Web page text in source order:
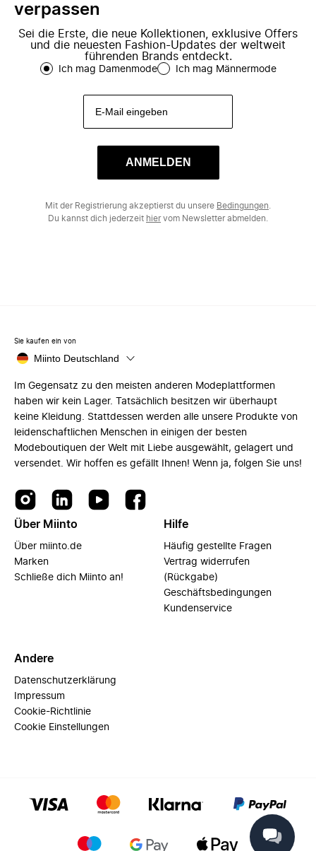
verpassen
Sei die Erste, die neue Kollektionen, exklusive Offers
und die neuesten Fashion-Updates der weltweit
führenden Brands entdeckt.
Ich mag Damenmode Ich mag Männermode
ANMELDEN
Mit der Registrierung akzeptierst du unsere Bedingungen
Du kannst dich jederzeit hiervom Newsletter abmelden.
Sie kaufen ein von
Miinto Deutschland
Im Gegensatz zu den meisten anderen Modeplattformen
haben wir kein Lager. Tatsächlich besitzen wir überhaupt
keine Kleidung. Stattdessen werden alle unsere Produkte von
leidenschaftlichen Menschen in einigen der besten
Modeboutiquen der Welt mit Liebe ausgewählt, gelagert und
versendet. Wir hoffen es gefällt Ihnen! Wenn ja, folgen Sie uns!
Über Miinto
Über miinto.de
Marken
Schließe dich Miinto an!
Hilfe
Häufig gestellte Fragen
Vertrag widerrufen
(Rückgabe)
Geschäftsbedingungen
Kundenservice
Andere
Datenschutzerklärung
Impressum
Cookie-Richtlinie
Cookie Einstellungen